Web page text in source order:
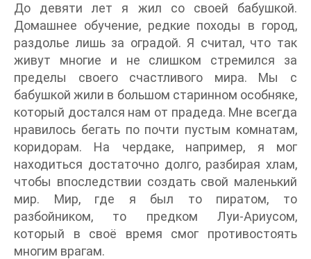
До девяти лет я жил со своей бабушкой.
Домашнее обучение, редкие походы в город,
раздолье лишь за оградой. Я считал, что так
живут многие и не слишком стремился за
пределы своего счастливого мира. Мы с
бабушкой жили в большом старинном особняке,
который достался нам от прадеда. Мне всегда
нравилось бегать по почти пустым комнатам,
коридорам. На чердаке, например, я мог
находиться достаточно долго, разбирая хлам,
чтобы впоследствии создать свой маленький
мир. Мир, где я был то пиратом, то
разбойником, то предком Луи-Ариусом,
который в своё время смог противостоять
многим врагам.